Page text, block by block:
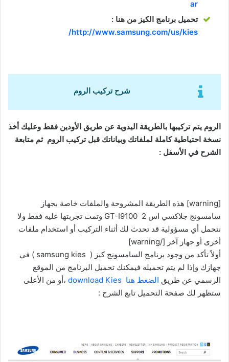
ar
تحميل برنامج الكيز من هنا :
http://www.samsung.com/us/kies/
شرح تركيب الروم
الروم يتم تركيبها بالطريقة اليدوية عن طريق الأودين فقط وعليك أخذ
نسخة احتياطية كاملة لملفاتك وبياناتك قبل تركيب الروم ثم متابعة
الشرح في الأسفل :
[warning] هذه الطريقة المشروحة والملفات خاصة بجهاز
سامسونج جلاكسي اس 2 GT-I9100 وتمت تجربتها عليه فقط ولا
نتحمل أي مسؤولية قد تحدث لك أثناء التركيب أو استخدام ملفات
أخرى أو جهاز آخر [/warning]
أولاً تأكد من وجود برنامج السامسونج كيز ( samsung kies ) في
جهازك وإذا لم يتم تحميله فيمكنك تحميل البرنامج من الموقع
الرسمي عن طريق الضغط هنا download Kies
،أو من الأعلى
ستظهر لك صفحة التحميل تابع الشرح :